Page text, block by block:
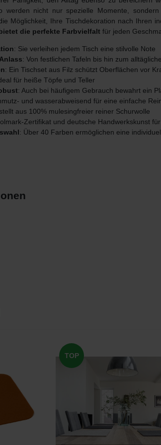
werden nicht nur spezielle Momente,
Möglichkeit, Ihre Tischdekoration nach Ihren
die perfekte Farbvielfalt für jeden
: Sie verleihen jedem Tisch eine stilvolle Note
: Von festlichen Tafeln bis hin zum
: Ein Tischset aus Filz schützt Oberflächen vor
für heiße Töpfe und Teller
: Auch bei häufigem Gebrauch bewahrt ein
und wasserabweisend für eine einfache
aus 100% mulesingfreier reiner Schurwolle
Zertifikat und deutsche Handwerkskunst
: Über 40 Farben ermöglichen eine
TOP